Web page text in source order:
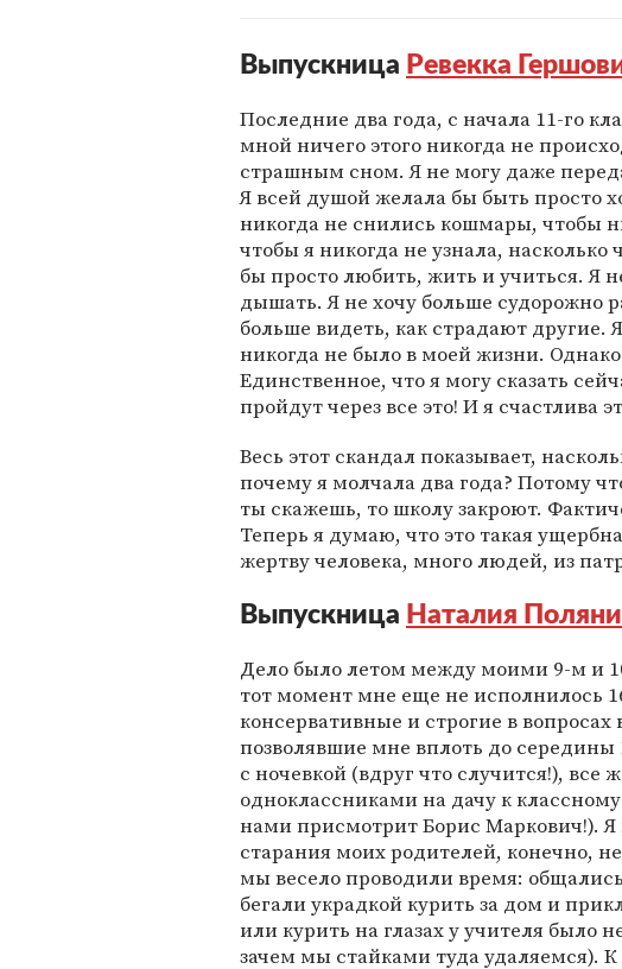
Выпускница Ревекка
Последние два года, с начала 11-го
мной ничего этого никогда не
страшным сном. Я не могу даже
Я всей душой желала бы быть просто
никогда не снились кошмары, чтобы
чтобы я никогда не узнала, насколько
бы просто любить, жить и учиться. Я
дышать. Я не хочу больше судорожно
больше видеть, как страдают другие.
никогда не было в моей жизни.
Единственное, что я могу сказать
пройдут через все это! И я счастлива
Весь этот скандал показывает,
почему я молчала два года? Потому
ты скажешь, то школу закроют.
Теперь я думаю, что это такая
жертву человека, много людей, из
Выпускница Наталия
Дело было летом между моими 9-м и
тот момент мне еще не исполнилось
консервативные и строгие в
позволявшие мне вплоть до середины
с ночевкой (вдруг что случится!), все
одноклассниками на дачу к
нами присмотрит Борис Маркович!). Я
старания моих родителей, конечно,
мы весело проводили время:
бегали украдкой курить за дом и
или курить на глазах у учителя было
зачем мы стайками туда удаляемся).